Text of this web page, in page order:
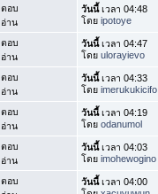
อบ
อ่าน
วันนี้เวลา 04:48
โดยipotoye
อบ
อ่าน
วันนี้เวลา 04:47
โดยulorayievo
อบ
อ่าน
วันนี้เวลา 04:33
โดยimerukukicifo
อบ
อ่าน
วันนี้เวลา 04:19
โดยodanumol
อบ
อ่าน
วันนี้เวลา 04:03
โดยimohewogino
อบ
วันนี้เวลา 04:00